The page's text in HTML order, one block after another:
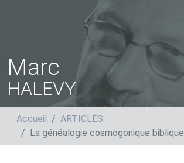
Marc
HALEVY
Accueil
ARTICLES
La généalogie cosmogonique biblique